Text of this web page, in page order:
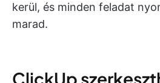
kerül, és minden feladat
marad.
ClickUp